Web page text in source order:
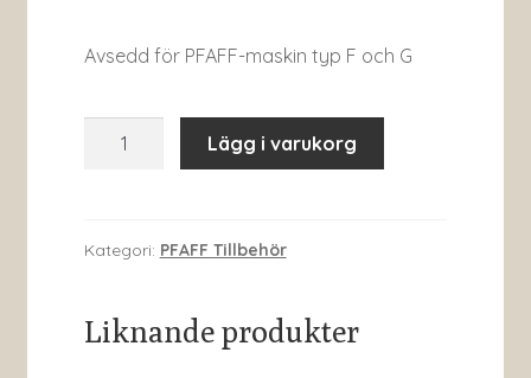
Avsedd för PFAFF-maskin typ F och G
mängd
Lägg i varukorg
Kategori: PFAFF Tillbehör
Liknande produkter